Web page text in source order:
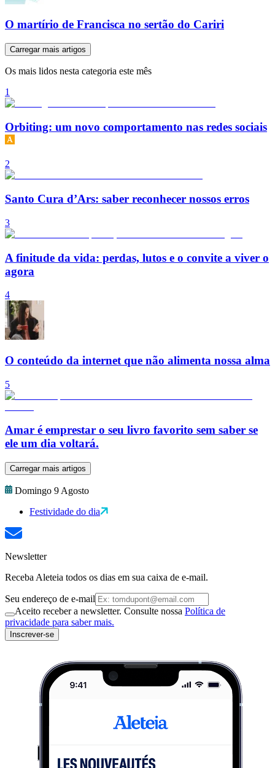
O martírio de Francisca no sertão do Cariri
Carregar mais artigos
Os mais lidos nesta categoria este mês
1
Orbiting: um novo comportamento nas redes sociais
2
Santo Cura d’Ars: saber reconhecer nossos erros
3
A finitude da vida: perdas, lutos e o convite a viver o
agora
4
O conteúdo da internet que não alimenta nossa alma
5
Amar é emprestar o seu livro favorito sem saber se
ele um dia voltará.
Carregar mais artigos
Domingo 9 Agosto
Festividade do dia
Newsletter
Receba Aleteia todos os dias em sua caixa de e-mail.
Seu endereço de e-mail
Aceito receber a newsletter. Consulte nossa Política de
privacidade para saber mais.
Inscrever-se